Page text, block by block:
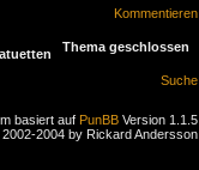
Kommentieren
Thema geschlossen
Suche
basiert auf PunBB Version 1.1.5
2004 by Rickard Andersson